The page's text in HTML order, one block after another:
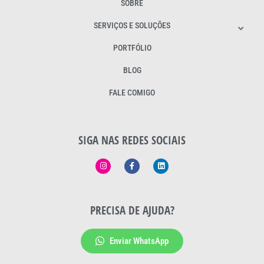
SOBRE
SERVIÇOS E SOLUÇÕES
PORTFÓLIO
BLOG
FALE COMIGO
SIGA NAS REDES SOCIAIS
PRECISA DE AJUDA?
Enviar WhatsApp